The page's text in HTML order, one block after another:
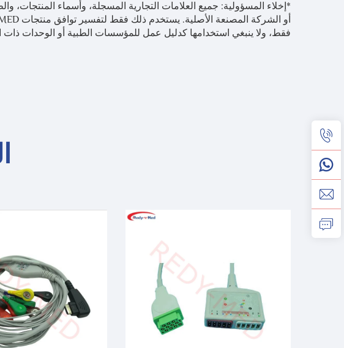
*إخلاء المسؤولية: جميع العلامات التجارية المسجلة، وأسماء المنتجات،
فقط، ولا ينبغي استخدامها كدليل عمل للمؤسسات الطبية أو الوحدات ذات